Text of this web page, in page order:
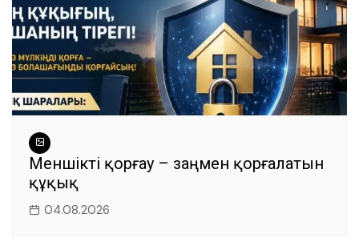
Меншікті қорғау – заңмен қорғалатын
құқық
04.08.2026